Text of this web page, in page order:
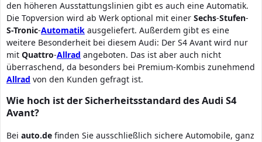
den höheren Ausstattungslinien gibt es auch eine Automatik.
Die Topversion wird ab Werk optional mit einer Sechs-Stufen-
S-Tronic-Automatik ausgeliefert. Außerdem gibt es eine
weitere Besonderheit bei diesem Audi: Der S4 Avant wird nur
mit Quattro-Allrad angeboten. Das ist aber auch nicht
überraschend, da besonders bei Premium-Kombis zunehmend
Allrad von den Kunden gefragt ist.
Wie hoch ist der Sicherheitsstandard des Audi S4
Avant?
Bei auto.de finden Sie ausschließlich sichere Automobile, ganz